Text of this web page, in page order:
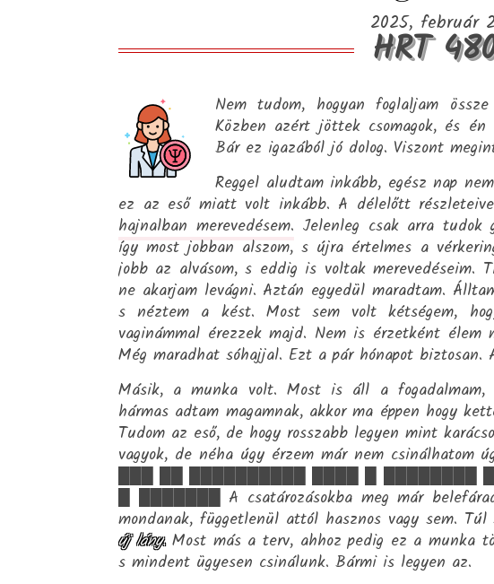
2025, február
HRT
Nem tudom, hogyan foglaljam
Közben azért jöttek csomagok, és
Bár ez igazából jó dolog. Viszont
Reggel aludtam inkább, egész nap
ez az eső miatt volt inkább. A délelőtt
hajnalban merevedésem. Jelenleg csak arra tudok
így most jobban alszom, s újra értelmes a
jobb az alvásom, s eddig is voltak merevedéseim.
ne akarjam levágni. Aztán egyedül maradtam.
s néztem a kést. Most sem volt kétségem,
vaginámmal érezzek majd. Nem is érzetként élem
Még maradhat sóhajjal. Ezt a pár hónapot
Másik, a munka volt. Most is áll a fogadalmam,
hármas adtam magamnak, akkor ma éppen hogy
Tudom az eső, de hogy rosszabb legyen mint
vagyok, de néha úgy érzem már nem csinálhatom
█ ███████ A csatározásokba meg már
mondanak, függetlenül attól hasznos vagy sem.
új lány.Most más a terv, ahhoz pedig ez a munka
s mindent ügyesen csinálunk. Bármi is legyen az.